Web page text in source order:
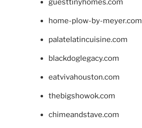
guesttinyhomes.com
home-plow-by-meyer.com
palatelatincuisine.com
blackdoglegacy.com
eatvivahouston.com
thebigshowok.com
chimeandstave.com